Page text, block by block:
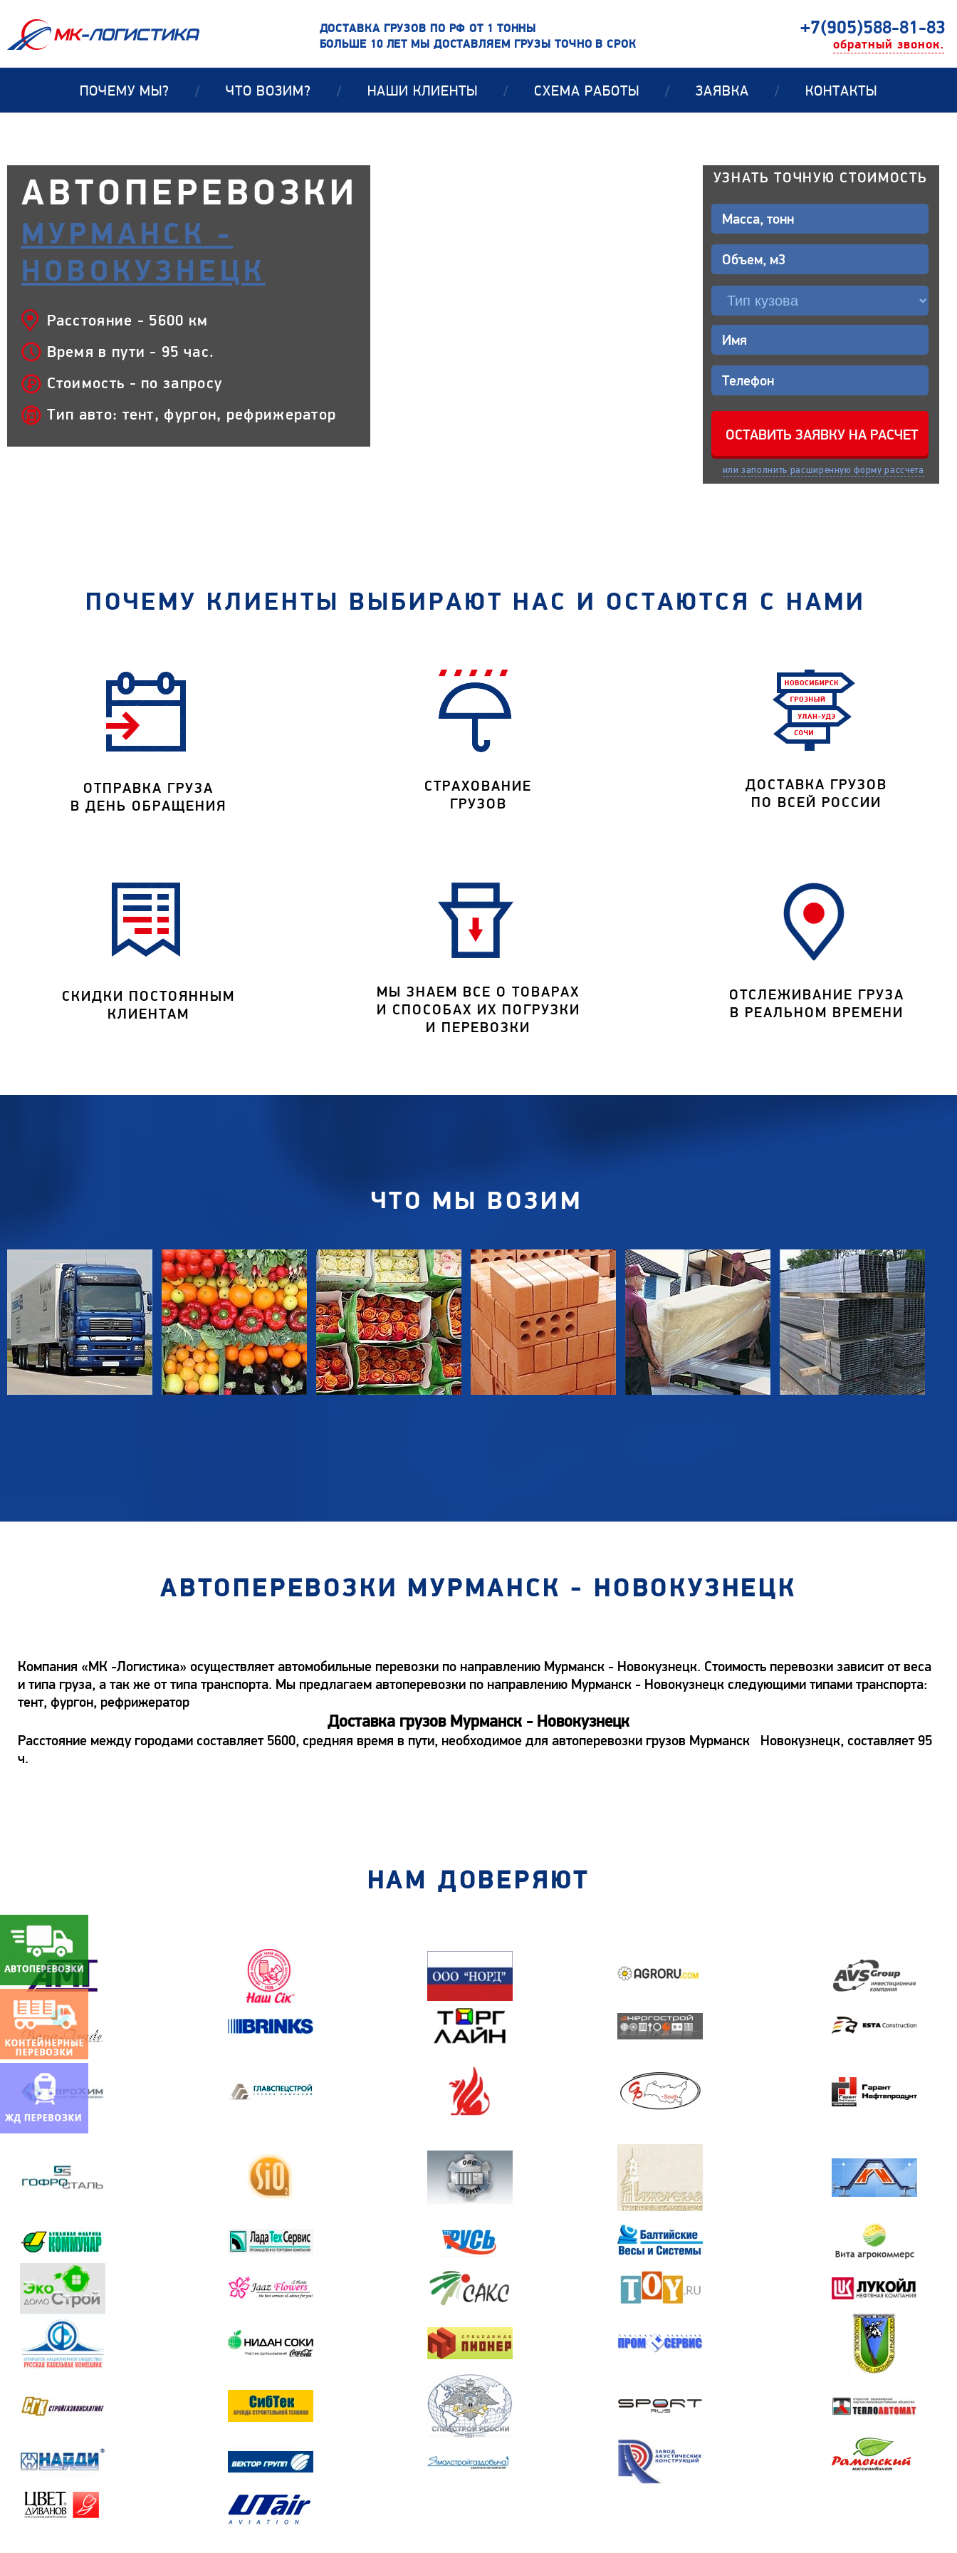
ДОСТАВКА ГРУЗОВ ПО РФ ОТ 1 ТОННЫ
БОЛЬШЕ 10 ЛЕТ МЫ ДОСТАВЛЯЕМ ГРУЗЫ ТОЧНО В СРОК
+7(905)588-81-83
обратный звонок.
ПОЧЕМУ МЫ? / ЧТО ВОЗИМ? / НАШИ КЛИЕНТЫ / СХЕМА РАБОТЫ / ЗАЯВКА / КОНТАКТЫ
АВТОПЕРЕВОЗКИ
МУРМАНСК -
НОВОКУЗНЕЦК
Расстояние - 5600 км
Время в пути - 95 час.
Стоимость - по запросу
Тип авто: тент, фургон, рефрижератор
УЗНАТЬ ТОЧНУЮ СТОИМОСТЬ
или заполнить расширенную форму рассчета
ПОЧЕМУ КЛИЕНТЫ ВЫБИРАЮТ НАС И ОСТАЮТСЯ С НАМИ
ОТПРАВКА ГРУЗА
В ДЕНЬ ОБРАЩЕНИЯ
СТРАХОВАНИЕ
ГРУЗОВ
ДОСТАВКА ГРУЗОВ
ПО ВСЕЙ РОССИИ
СКИДКИ ПОСТОЯННЫМ
КЛИЕНТАМ
МЫ ЗНАЕМ ВСЕ О ТОВАРАХ
И СПОСОБАХ ИХ ПОГРУЗКИ
И ПЕРЕВОЗКИ
ОТСЛЕЖИВАНИЕ ГРУЗА
В РЕАЛЬНОМ ВРЕМЕНИ
ЧТО МЫ ВОЗИМ
АВТОПЕРЕВОЗКИ МУРМАНСК - НОВОКУЗНЕЦК
Компания «МК -Логистика» осуществляет автомобильные перевозки по направлению Мурманск - Новокузнецк. Стоимость перевозки зависит от веса
и типа груза, а так же от типа транспорта. Мы предлагаем автоперевозки по направлению Мурманск - Новокузнецк следующими типами транспорта:
тент, фургон, рефрижератор
Доставка грузов Мурманск - Новокузнецк
Расстояние между городами составляет 5600, средняя время в пути, необходимое для автоперевозки грузов Мурманск Новокузнецк, составляет 95
ч.
НАМ ДОВЕРЯЮТ